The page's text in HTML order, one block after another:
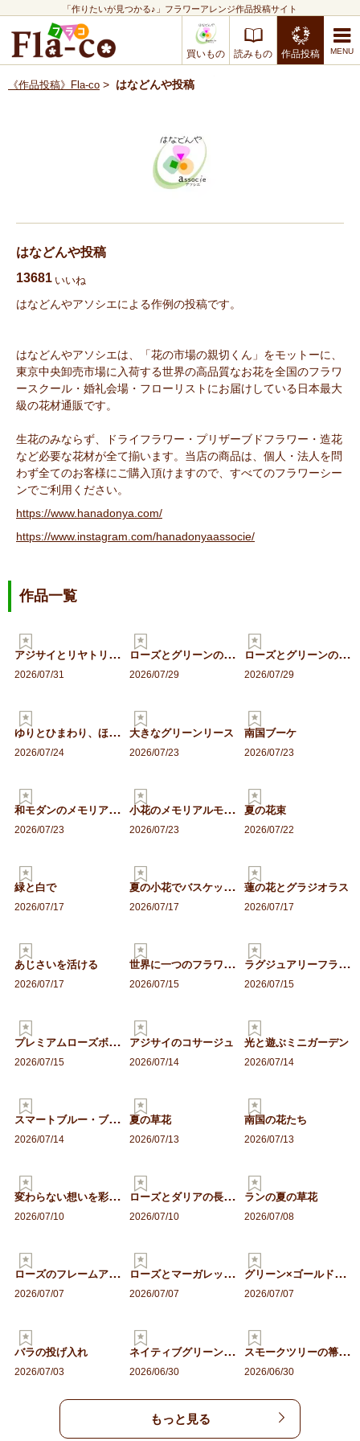
「作りたいが見つかる♪」フラワーアレンジ作品投稿サイト
買いもの 読みもの 作品投稿
《作品投稿》Fla-co > はなどんや投稿
はなどんや投稿
13681 いいね
はなどんやアソシエによる作例の投稿です。
はなどんやアソシエは、「花の市場の親切くん」をモットーに、
東京中央卸売市場に入荷する世界の高品質なお花を全国のフラワ
ースクール・婚礼会場・フローリストにお届けしている日本最大
級の花材通販です。
生花のみならず、ドライフラワー・プリザーブドフラワー・造花
など必要な花材が全て揃います。当店の商品は、個人・法人を問
わず全てのお客様にご購入頂けますので、すべてのフラワーシー
ンでご利用ください。
https://www.hanadonya.com/
https://www.instagram.com/hanadonyaassocie/
作品一覧
ア
ジサイとリヤトリス、草花…
2026/07/31
ロ
ーズとグリーンのギフトア…
2026/07/29
ロ
ーズとグリーンのスタンデ…
2026/07/29
2026/07/24
大きなグリーンリース
2026/07/23
南国ブーケ
2026/07/23
和
モダンのメモリアルフラワ…
2026/07/23
小
花のメモリアルモチーフ
2026/07/23
夏の花束
2026/07/22
緑と白で
2026/07/17
夏
の小花でバスケットアレン…
2026/07/17
蓮の花とグラジオラス
2026/07/17
あじさいを活ける
2026/07/17
世
界に一つのフラワーミラー
2026/07/15
ラ
グジュアリーフラワーボッ…
2026/07/15
2026/07/15
アジサイのコサージュ
2026/07/14
光と遊ぶミニガーデン
2026/07/14
ス
マートブルー・ブーケ
2026/07/14
夏の草花
2026/07/13
南国の花たち
2026/07/13
変
わらない想いを彩るフラワ…
2026/07/10
ロ
ーズとダリアの長寿を願う…
2026/07/10
ランの夏の草花
2026/07/08
ロ
ーズのフレームアレンジ
2026/07/07
ロ
ーズとマーガレットの花束
2026/07/07
グ
リーン×ゴールドのフレー…
2026/07/07
バラの投げ入れ
2026/07/03
ネ
イティブグリーンのスワッ…
2026/06/30
ス
モークツリーの箒スワッグ
2026/06/30
もっと見る